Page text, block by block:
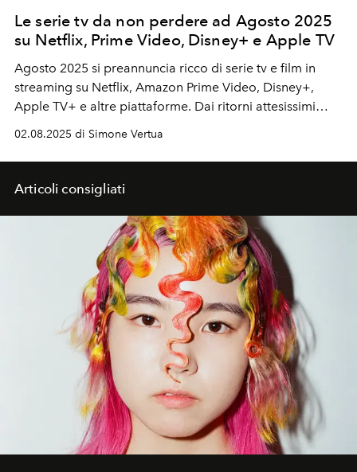
Le serie tv da non perdere ad Agosto 2025
su Netflix, Prime Video, Disney+ e Apple TV
Agosto 2025 si preannuncia ricco di serie tv e film in
streaming su Netflix, Amazon Prime Video, Disney+,
Apple TV+ e altre piattaforme. Dai ritorni attesissimi
programmazione si fa intensa e cinematografica.
02.08.2025 di Simone Vertua
Articoli consigliati